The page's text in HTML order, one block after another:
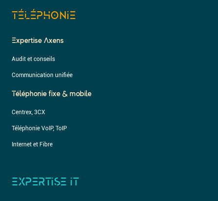
TÉLÉPHONIE
Expertise Axens
Audit et conseils
Communication unifiée
Téléphonie fixe & mobile
Centrex, 3CX
Téléphonie VoIP, ToIP
Internet et Fibre
EXPERTISE IT